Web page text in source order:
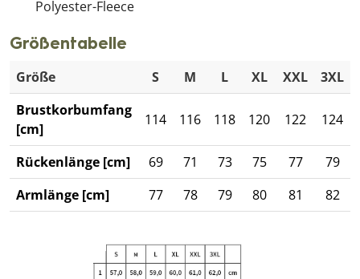
Polyester-Fleece
Größentabelle
Größe S M L XL XXL
3XL
Brustkorbumfang
[cm]
114 116 118 120 122 124
Rückenlänge [cm] 69 71 73 75 77
79
Armlänge [cm]
77 78 79 80 81 82